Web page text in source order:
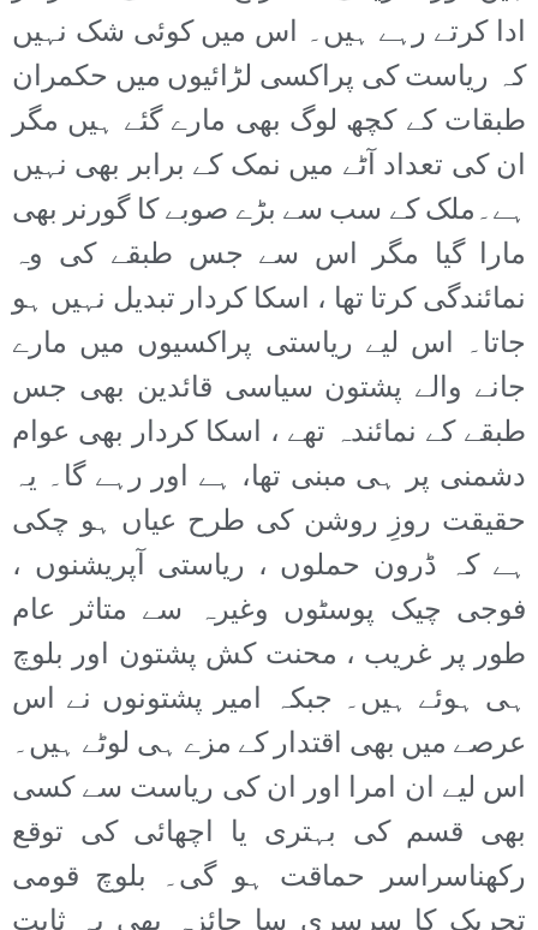
ادا کرتے رہے ہیں۔ اس میں کوئی شک نہیں
کہ ریاست کی پراکسی لڑائیوں میں حکمران
طبقات کے کچھ لوگ بھی مارے گئے ہیں مگر
ان کی تعداد آٹے میں نمک کے برابر بھی نہیں
ہے۔ملک کے سب سے بڑے صوبے کا گورنر بھی
مارا گیا مگر اس سے جس طبقے کی وہ
نمائندگی کرتا تھا ، اسکا کردار تبدیل نہیں ہو
جاتا۔ اس لیے ریاستی پراکسیوں میں مارے
جانے والے پشتون سیاسی قائدین بھی جس
طبقے کے نمائندہ تھے ، اسکا کردار بھی عوام
دشمنی پر ہی مبنی تھا، ہے اور رہے گا۔ یہ
حقیقت روزِ روشن کی طرح عیاں ہو چکی
ہے کہ ڈرون حملوں ، ریاستی آپریشنوں ،
فوجی چیک پوسٹوں وغیرہ سے متاثر عام
طور پر غریب ، محنت کش پشتون اور بلوچ
ہی ہوئے ہیں۔ جبکہ امیر پشتونوں نے اس
عرصے میں بھی اقتدار کے مزے ہی لوٹے ہیں۔
اس لیے ان امرا اور ان کی ریاست سے کسی
بھی قسم کی بہتری یا اچھائی کی توقع
رکھناسراسر حماقت ہو گی۔ بلوچ قومی